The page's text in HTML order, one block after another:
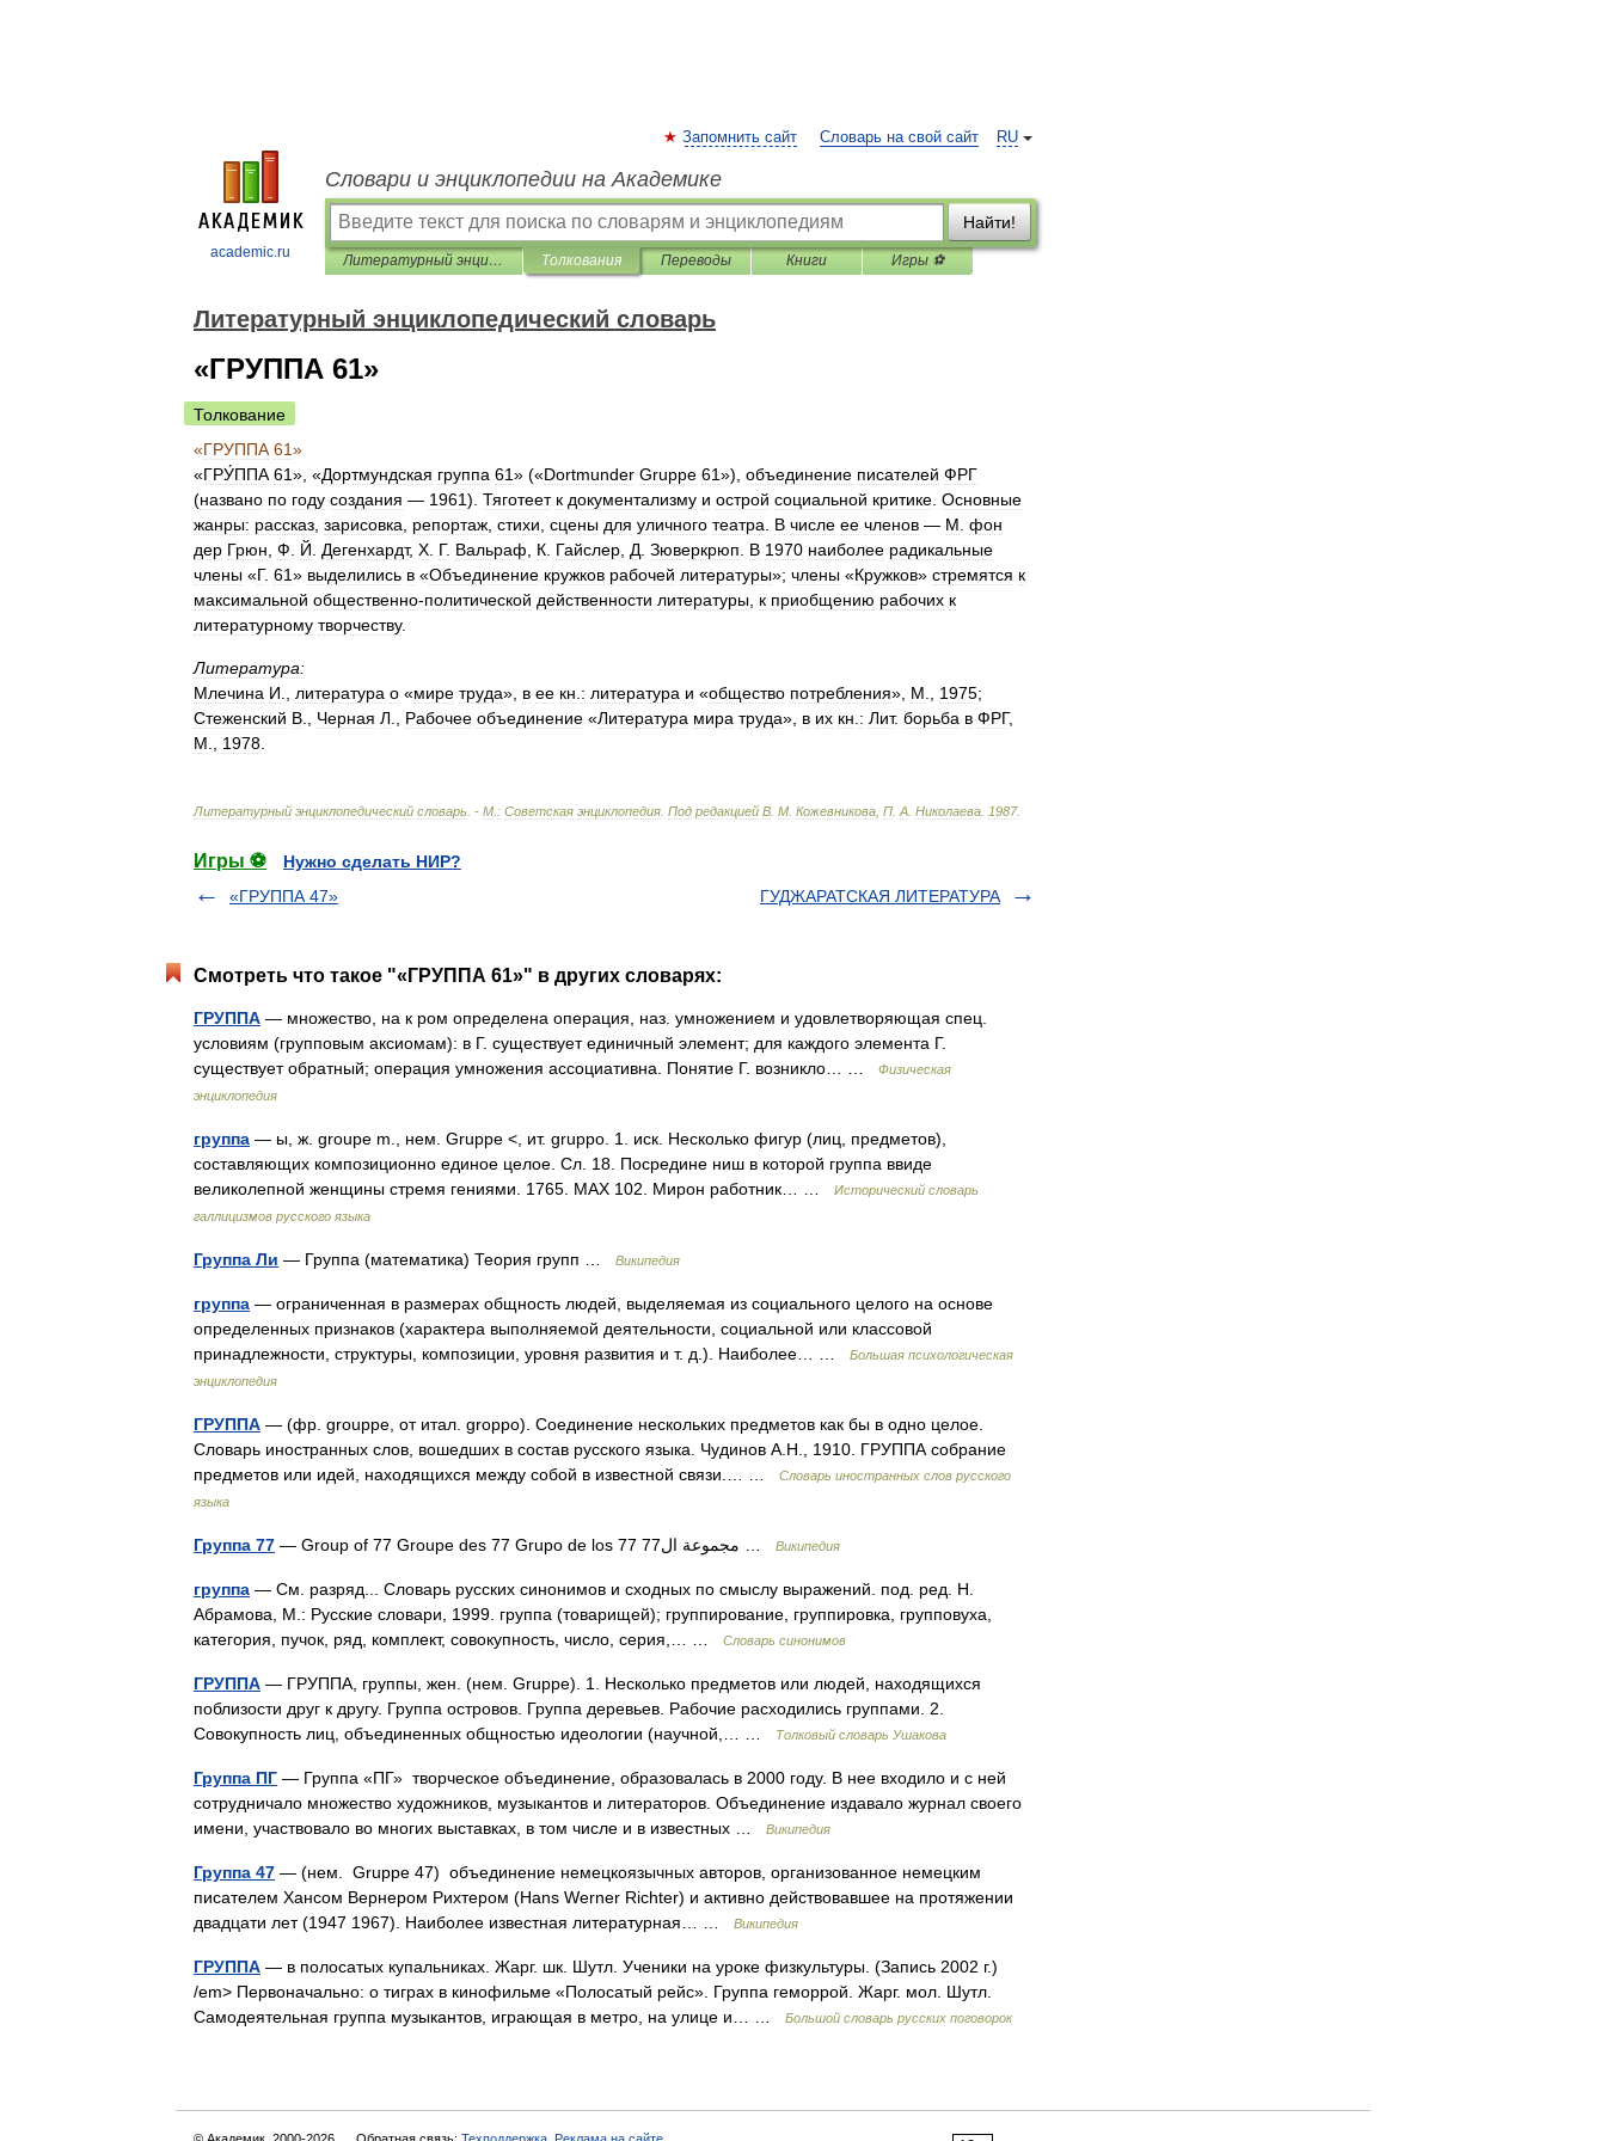
academic.ru
RU
Запомнить сайт Словарь на свой сайт
Словари и энциклопедии на Академике
Найти!
Литературный энциклопедический словарь Толкования Переводы Книги Игры ⚽
Литературный энциклопедический словарь
«ГРУППА 61»
Толкование
«ГРУППА 61»
«ГРУ́ППА 61», «Дортмундская группа 61» («Dortmunder Gruppe 61»), объединение писателей ФРГ
(названо по году создания — 1961). Тяготеет к документализму и острой социальной критике Основные
жанры: рассказ зарисовка репортаж стихи сцены для уличного театра В числе ее членов — М фон
дер Грюн Ф Й Дегенхардт, Х Г. Вальраф К Гайслер Д Зюверкрюп В 1970 наиболее радикальные
члены «Г. 61» выделились в «Объединение кружков рабочей литературы»; члены «Кружков» стремятся к
максимальной общественно-политической действенности литературы к приобщению рабочих к
литературному творчеству.
Литература:
Млечина И литература о «мире труда», в ее кн : литература и «общество потребления», М 1975;
Стеженский В Черная Л Рабочее объединение «Литература мира труда», в их кн : Лит. борьба в ФРГ,
М
1978
Литературный энциклопедический словарь . - М : Советская энциклопедия Под редакцией В М Кожевникова П А Николаева 1987.
Игры ⚽
Нужно сделать НИР?
«ГРУППА 47»
ГУДЖАРАТСКАЯ ЛИТЕРАТУРА
Смотреть что такое "«ГРУППА 61»" в других словарях:
ГРУППА — множество, на к ром определена операция, наз. умножением и удовлетворяющая спец.
условиям (групповым аксиомам): в Г. существует единичный элемент; для каждого элемента Г.
существует обратный; операция умножения ассоциативна. Понятие Г. возникло… …
Физическая
энциклопедия
группа — ы, ж. groupe m., нем. Gruppe <, ит. gruppo. 1. иск. Несколько фигур (лиц, предметов),
составляющих композиционно единое целое. Сл. 18. Посредине ниш в которой группа ввиде
великолепной женщины стремя гениями. 1765. МАХ 102. Мирон работник… …
Исторический словарь
галлицизмов русского языка
Группа Ли — Группа (математика) Теория групп … Википедия
группа — ограниченная в размерах общность людей, выделяемая из социального целого на основе
определенных признаков (характера выполняемой деятельности, социальной или классовой
принадлежности, структуры, композиции, уровня развития и т. д.). Наиболее… …
Большая психологическая
энциклопедия
ГРУППА — (фр. grouppe, от итал. groppo). Соединение нескольких предметов как бы в одно целое.
Словарь иностранных слов, вошедших в состав русского языка. Чудинов А.Н., 1910. ГРУППА собрание
предметов или идей, находящихся между собой в известной связи.… …
Словарь иностранных слов русского
языка
Группа 77 Википедия
группа — См. разряд... Словарь русских синонимов и сходных по смыслу выражений. под. ред. Н.
Абрамова, М.: Русские словари, 1999. группа (товарищей); группирование, группировка, групповуха,
категория, пучок, ряд, комплект, совокупность, число, серия,… …
Словарь синонимов
ГРУППА — ГРУППА, группы, жен. (нем. Gruppe). 1. Несколько предметов или людей, находящихся
поблизости друг к другу. Группа островов. Группа деревьев. Рабочие расходились группами. 2.
Совокупность лиц, объединенных общностью идеологии (научной,… …
Толковый словарь Ушакова
Группа ПГ — Группа «ПГ» творческое объединение, образовалась в 2000 году. В нее входило и с ней
сотрудничало множество художников, музыкантов и литераторов. Объединение издавало журнал своего
имени, участвовало во многих выставках, в том числе и в известных …
Википедия
Группа 47 — (нем. Gruppe 47) объединение немецкоязычных авторов, организованное немецким
писателем Хансом Вернером Рихтером (Hans Werner Richter) и активно действовавшее на протяжении
двадцати лет (1947 1967). Наиболее известная литературная… …
Википедия
ГРУППА — в полосатых купальниках. Жарг. шк. Шутл. Ученики на уроке физкультуры. (Запись 2002 г.)
/em> Первоначально: о тиграх в кинофильме «Полосатый рейс». Группа геморрой. Жарг. мол. Шутл.
Самодеятельная группа музыкантов, играющая в метро, на улице и… …
Большой словарь русских поговорок